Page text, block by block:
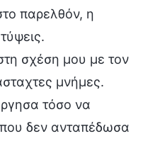
παρελθόν, η
σχέση μου με τον
μνήμες.
τόσο να
δεν ανταπέδωσα